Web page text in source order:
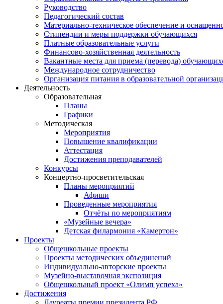
Руководство
Педагогический состав
Материально-техническое обеспечение и
Стипендии и меры поддержки обучающихся
Платные образовательные услуги
Финансово-хозяйственная деятельность
Вакантные места для приема (перевода)
Международное сотрудничество
Организация питания в образовательной
Деятельность
Образовательная
Планы
Графики
Методическая
Мероприятия
Повышение квалификации
Аттестация
Достижения преподавателей
Конкурсы
Концертно-просветительская
Планы мероприятий
Афиши
Проведенные мероприятия
Отчёты по мероприятиям
«Музейные вечера»
Детская филармония «Камертон»
Проекты
Общешкольные проекты
Проекты методических объединений
Индивидуально-авторские проекты
Музейно-выставочная экспозиция
Общешкольный проект «Олимп успеха»
Достижения
Лауреаты премии президента РФ